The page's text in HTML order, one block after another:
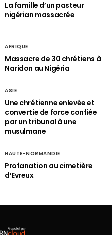
La famille d’un pasteur
nigérian massacrée
AFRIQUE
Massacre de 30 chrétiens à
Naridon au Nigéria
ASIE
Une chrétienne enlevée et
convertie de force confiée
par un tribunal à une
musulmane
HAUTE-NORMANDIE
Profanation au cimetière
d’Evreux